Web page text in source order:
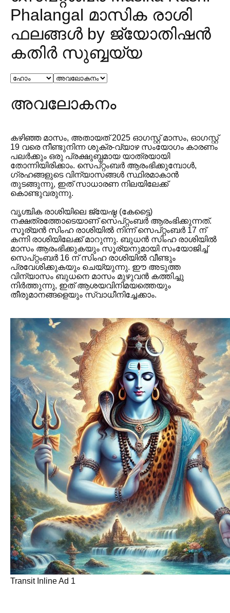
Phalangal മാസിക രാശി
ഫലങ്ങൾ by ജ്യോതിഷൻ
കതിര്‍ സുബ്ബയ്യ
അവലോകനം
കഴിഞ്ഞ മാസം, അതായത് 2025 ഓഗസ്റ്റ് മാസം, ഓഗസ്റ്റ്
19 വരെ നീണ്ടുനിന്ന ശുക്ര-വ്യാഴ സംയോഗം കാരണം
പലർക്കും ഒരു പ്രക്ഷുബ്ധമായ യാത്രയായി
തോന്നിയിരിക്കാം. സെപ്റ്റംബർ ആരംഭിക്കുമ്പോൾ,
ഗ്രഹങ്ങളുടെ വിന്യാസങ്ങൾ സ്ഥിരമാകാൻ
തുടങ്ങുന്നു, ഇത് സാധാരണ നിലയിലേക്ക്
കൊണ്ടുവരുന്നു.
വൃശ്ചിക രാശിയിലെ ജ്യേഷ്ഠ (കേട്ടൈ)
നക്ഷത്രത്തോടെയാണ് സെപ്റ്റംബർ ആരംഭിക്കുന്നത്.
സൂര്യൻ സിംഹ രാശിയിൽ നിന്ന് സെപ്റ്റംബർ 17 ന്
കന്നി രാശിയിലേക്ക് മാറുന്നു. ബുധൻ സിംഹ രാശിയിൽ
മാസം ആരംഭിക്കുകയും സൂര്യനുമായി സംയോജിച്ച്
സെപ്റ്റംബർ 16 ന് സിംഹ രാശിയിൽ വീണ്ടും
പ്രവേശിക്കുകയും ചെയ്യുന്നു. ഈ അടുത്ത
വിന്യാസം ബുധനെ മാസം മുഴുവൻ കത്തിച്ചു
നിർത്തുന്നു, ഇത് ആശയവിനിമയത്തെയും
തീരുമാനങ്ങളെയും സ്വാധീനിച്ചേക്കാം.
Transit Inline Ad 1